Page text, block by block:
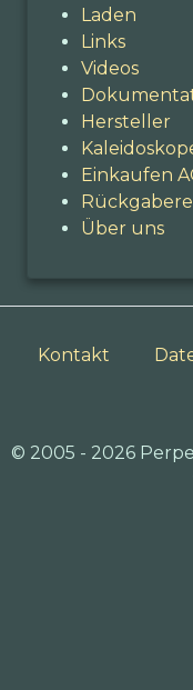
Laden
Links
Videos
Hersteller
Einkaufen
Über uns
Kontakt
© 2005 - 2026